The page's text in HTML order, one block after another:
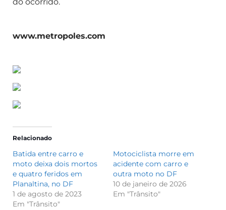
www.metropoles.com
Relacionado
Batida entre carro e
moto deixa dois mortos
e quatro feridos em
Planaltina, no DF
1 de agosto de 2023
Em "Trânsito"
Motociclista morre em
acidente com carro e
outra moto no DF
10 de janeiro de 2026
Em "Trânsito"